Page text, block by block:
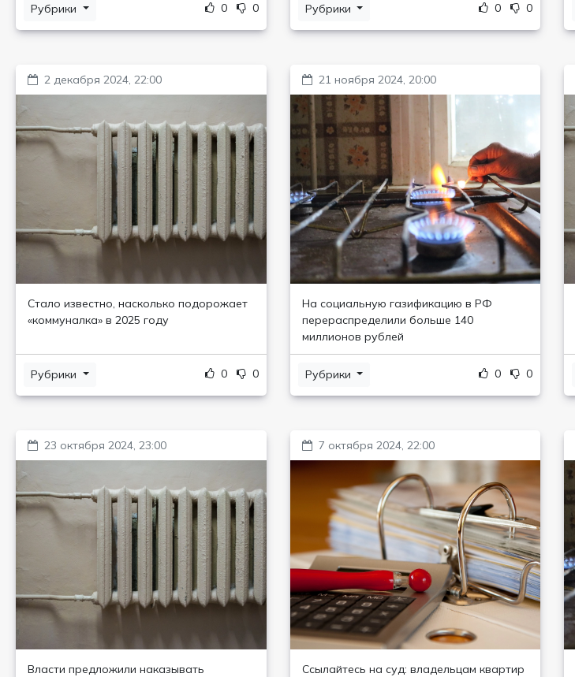
Рубрики 0 0 Рубрики 0 0
2 декабря 2024, 22:00
Стало известно, насколько подорожает
«коммуналка» в 2025 году
Рубрики 0 0
21 ноября 2024, 20:00
На социальную газификацию в РФ
перераспределили больше 140
миллионов рублей
Рубрики 0 0
23 октября 2024, 23:00
Власти предложили наказывать
7 октября 2024, 22:00
Ссылайтесь на суд: владельцам квартир